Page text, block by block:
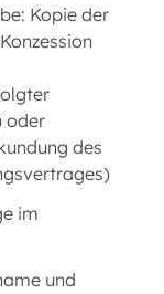
Kopie der
oder
des
im
und